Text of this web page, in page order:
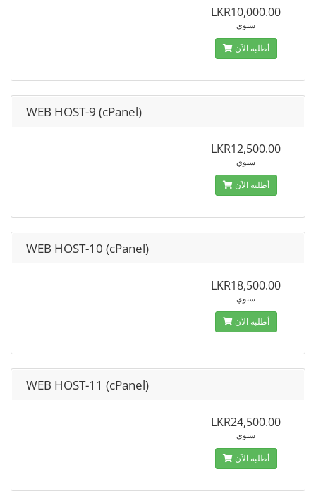
LKR10,000.00
سنوي
أطلبه الآن
WEB HOST-9 (cPanel)
LKR12,500.00
سنوي
أطلبه الآن
WEB HOST-10 (cPanel)
LKR18,500.00
سنوي
أطلبه الآن
WEB HOST-11 (cPanel)
LKR24,500.00
سنوي
أطلبه الآن